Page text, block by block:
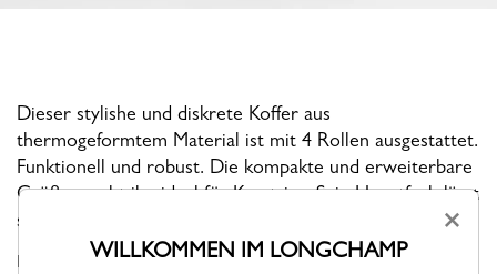
Dieser stylishe und diskrete Koffer aus
thermogeformtem Material ist mit 4 Rollen ausgestattet.
Funktionell und robust. Die kompakte und erweiterbare
Größe macht ihn ideal für Kurztrips. Sein Hauptfach lässt
sich optimal in zwei Organisationsfächer teilen.
BOXFORD ist die legendäre Linie der Marke und ist ein Sinnbild
×
WILLKOMMEN IM LONGCHAMP